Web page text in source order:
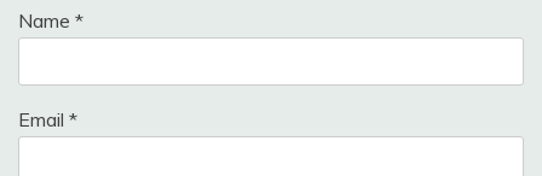
Name *
Email *